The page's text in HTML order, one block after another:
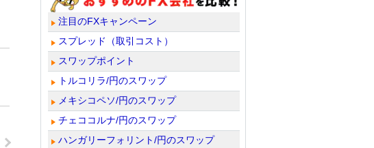
注目のFXキャンペーン
スプレッド（取引コスト）
スワップポイント
トルコリラ/円のスワップ
メキシコペソ/円のスワップ
チェココルナ/円のスワップ
ハンガリーフォリント/円のスワップ